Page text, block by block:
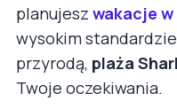
planujesz wakacje
wysokim
przyrodą, plaża
Twoje oczekiwania.